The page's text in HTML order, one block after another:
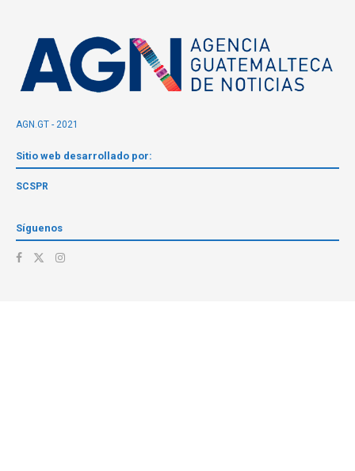
AGN.GT - 2021
Sitio web desarrollado por:
SCSPR
Síguenos